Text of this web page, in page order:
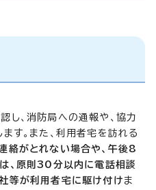
し、消防局への通報や、協力
す。また、利用者宅を訪れる
絡がとれない場合や、午後8
、原則30分以内に電話相談
等が利用者宅に駆け付け ま